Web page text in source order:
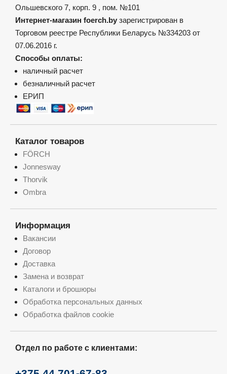
Ольшевского 7, корп. 9 , пом. №101
Интернет-магазин foerch.by зарегистрирован в
Торговом реестре Республики Беларусь №334203 от
07.06.2016 г.
Способы оплаты:
наличный расчет
безналичный расчет
ЕРИП
Каталог товаров
FÖRCH
Jonnesway
Thorvik
Ombra
Информация
Вакансии
Договор
Доставка
Замена и возврат
Каталоги и брошюры
Обработка персональных данных
Обработка файлов cookie
Отдел по работе с клиентами: